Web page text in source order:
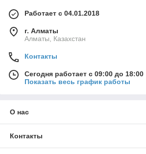
Работает с 04.01.2018
г. Алматы
Алматы, Казахстан
Контакты
Сегодня работает с 09:00 до 18:00
Показать весь график работы
О нас
Контакты